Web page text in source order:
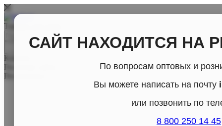
САЙТ НАХОДИТСЯ НА
По вопросам оптовых и
Вы можете написать на почту
или позвонить по
8 800 250 14 45
Товары для дома
Каталог
По всему сайту
По каталогу